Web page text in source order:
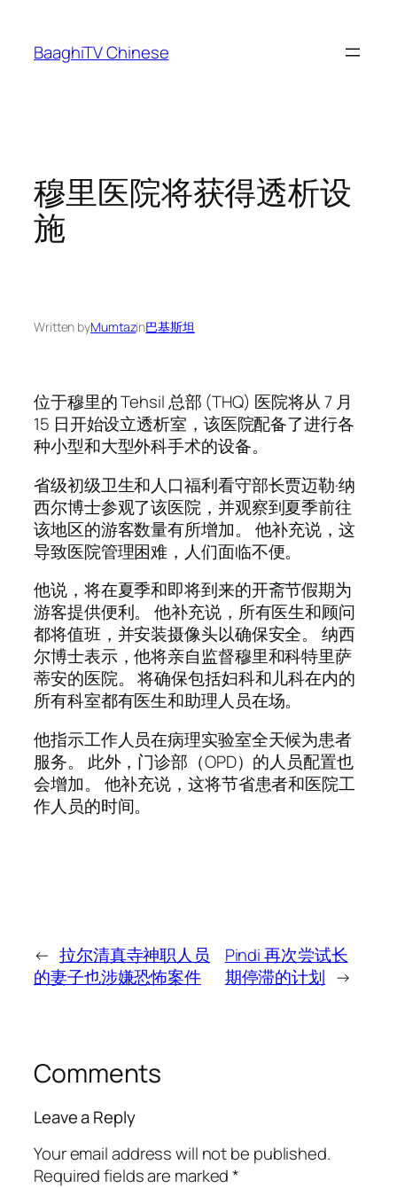
content
BaaghiTV Chinese
穆里医院将获得透析设
施
Written byMumtazin巴基斯坦
位于穆里的 Tehsil 总部 (THQ) 医院将从 7 月
15 日开始设立透析室，该医院配备了进行各
种小型和大型外科手术的设备。
省级初级卫生和人口福利看守部长贾迈勒·纳
西尔博士参观了该医院，并观察到夏季前往
该地区的游客数量有所增加。 他补充说，这
导致医院管理困难，人们面临不便。
他说，将在夏季和即将到来的开斋节假期为
游客提供便利。 他补充说，所有医生和顾问
都将值班，并安装摄像头以确保安全。 纳西
尔博士表示，他将亲自监督穆里和科特里萨
蒂安的医院。 将确保包括妇科和儿科在内的
所有科室都有医生和助理人员在场。
他指示工作人员在病理实验室全天候为患者
服务。 此外，门诊部（OPD）的人员配置也
会增加。 他补充说，这将节省患者和医院工
作人员的时间。
← 拉尔清真寺神职人员
的妻子也涉嫌恐怖案件
Pindi 再次尝试长
期停滞的计划 →
Comments
Leave a Reply
Your email address will not be published.
Required fields are marked*